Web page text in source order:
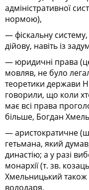
адміністративної
нормою),
— фіскальну
дійову, навіть із
— юридичні права
мовляв, не було
теоретики держави
говорили, що коли
має всі права
більше, Богдан
— аристократичне
гетьмана, який
династію; а у разі
монархії (т. зв.
Хмельницький
володаря,